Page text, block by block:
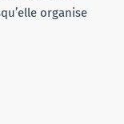
organise